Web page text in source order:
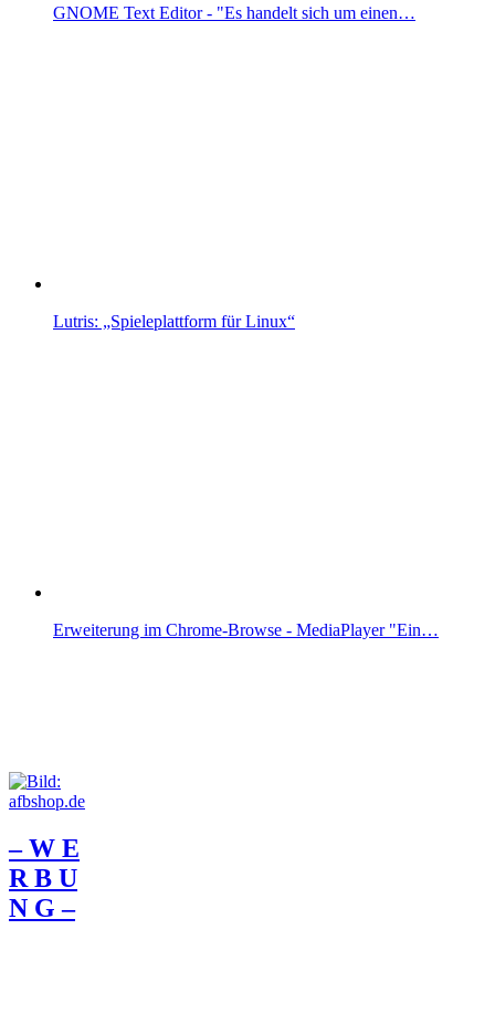
GNOME Text Editor - "Es handelt sich um einen…
Lutris: „Spieleplattform für Linux“
Erweiterung im Chrome-Browse - MediaPlayer "Ein…
– W Ε
R Β U
Ν G –